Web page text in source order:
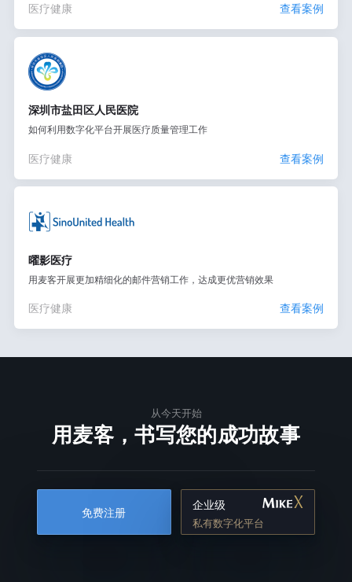
医疗健康 查看案例
深圳市盐田区人民医院
如何利用数字化平台开展医疗质量管理工作
医疗健康 查看案例
曜影医疗
用麦客开展更加精细化的邮件营销工作，达成更优营销效果
医疗健康 查看案例
从今天开始
用麦客，书写您的成功故事
免费注册
企业级
私有数字化平台